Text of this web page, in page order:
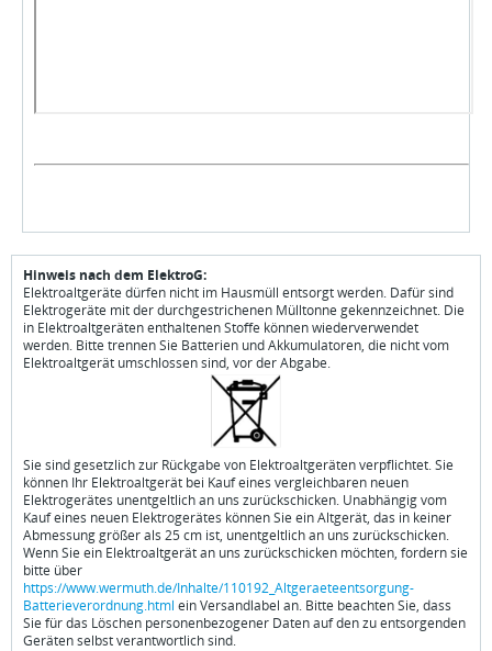
Hinweis nach dem ElektroG:
Elektroaltgeräte dürfen nicht im Hausmüll entsorgt werden. Dafür sind
Elektrogeräte mit der durchgestrichenen Mülltonne gekennzeichnet. Die
in Elektroaltgeräten enthaltenen Stoffe können wiederverwendet
werden. Bitte trennen Sie Batterien und Akkumulatoren, die nicht vom
Elektroaltgerät umschlossen sind, vor der Abgabe.
Sie sind gesetzlich zur Rückgabe von Elektroaltgeräten verpflichtet. Sie
können Ihr Elektroaltgerät bei Kauf eines vergleichbaren neuen
Elektrogerätes unentgeltlich an uns zurückschicken. Unabhängig vom
Kauf eines neuen Elektrogerätes können Sie ein Altgerät, das in keiner
Abmessung größer als 25 cm ist, unentgeltlich an uns zurückschicken.
Wenn Sie ein Elektroaltgerät an uns zurückschicken möchten, fordern sie
bitte über
https://www.wermuth.de/Inhalte/110192_Altgeraeteentsorgung-
Batterieverordnung.html ein Versandlabel an. Bitte beachten Sie, dass
Sie für das Löschen personenbezogener Daten auf den zu entsorgenden
Geräten selbst verantwortlich sind.